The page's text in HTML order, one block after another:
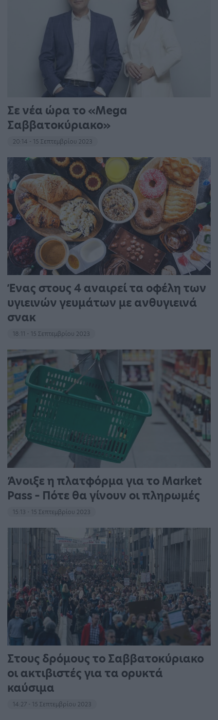
Σε νέα ώρα το «Mega
Σαββατοκύριακο»
20:14 - 15 Σεπτεμβρίου 2023
Ένας στους 4 αναιρεί τα οφέλη των
υγιεινών γευμάτων με ανθυγιεινά
σνακ
18:11 - 15 Σεπτεμβρίου 2023
Άνοιξε η πλατφόρμα για το Market
Pass – Πότε θα γίνουν οι πληρωμές
15:13 - 15 Σεπτεμβρίου 2023
Στους δρόμους το Σαββατοκύριακο
οι ακτιβιστές για τα ορυκτά
καύσιμα
14:27 - 15 Σεπτεμβρίου 2023